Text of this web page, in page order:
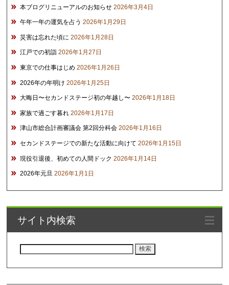
本ブログリニューアルのお知らせ 2026年3月4日
午年一年の運気を占う 2026年1月29日
災害は忘れた頃に 2026年1月28日
江戸での初詣 2026年1月27日
東京での仕事はじめ 2026年1月26日
2026年の年明け 2026年1月25日
大晦日〜セカンドステージ初の年越し〜 2026年1月18日
家族で過ごす暮れ 2026年1月17日
津山市総合計画審議会 第2回分科会 2026年1月16日
セカンドステージでの新たな活動に向けて 2026年1月15日
現役引退後、初めての人間ドック 2026年1月14日
2026年元旦 2026年1月1日
サイト内検索